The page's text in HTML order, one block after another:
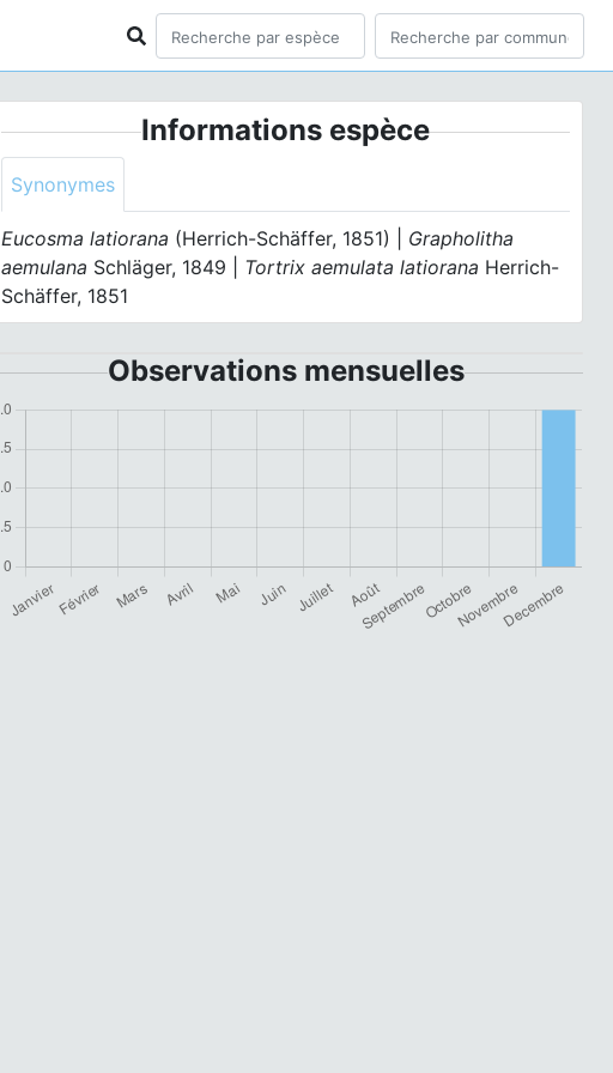
Informations espèce
Synonymes
Eucosma latiorana (Herrich-Schäffer, 1851) | Grapholitha
aemulana Schläger, 1849 | Tortrix aemulata latiorana Herrich-
Schäffer, 1851
Observations mensuelles